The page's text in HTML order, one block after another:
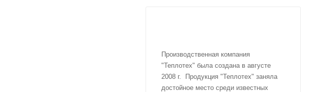
Производственная компания
"Теплотех" была создана в августе
2008 г. Продукция "Теплотех" заняла
достойное место среди известных